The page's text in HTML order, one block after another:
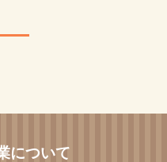
について